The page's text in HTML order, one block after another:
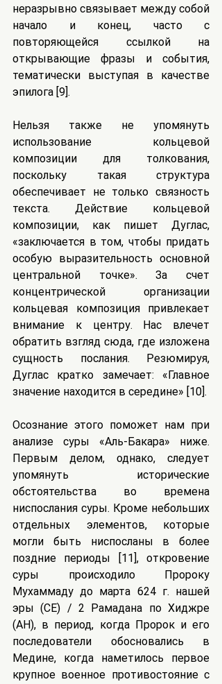
неразрывно связывает между собой
начало и конец, часто с
повторяющейся ссылкой на
открывающие фразы и события,
тематически выступая в качестве
эпилога [9].
Нельзя также не упомянуть
использование кольцевой
композиции для толкования,
поскольку такая структура
обеспечивает не только связность
текста. Действие кольцевой
композиции, как пишет Дуглас,
«заключается в том, чтобы придать
особую выразительность основной
центральной точке». За счет
концентрической организации
кольцевая композиция привлекает
внимание к центру. Нас влечет
обратить взгляд сюда, где изложена
сущность послания. Резюмируя,
Дуглас кратко замечает: «Главное
значение находится в середине» [10].
Осознание этого поможет нам при
анализе суры «Аль-Бакара» ниже.
Первым делом, однако, следует
упомянуть исторические
обстоятельства во времена
ниспослания суры. Кроме небольших
отдельных элементов, которые
могли быть ниспосланы в более
поздние периоды [11], откровение
суры происходило Пророку
Мухаммаду до марта 624 г. нашей
эры (СE) / 2 Рамадана по Хиджре
(AH), в период, когда Пророк и его
последователи обосновались в
Медине, когда наметилось первое
крупное военное противостояние с